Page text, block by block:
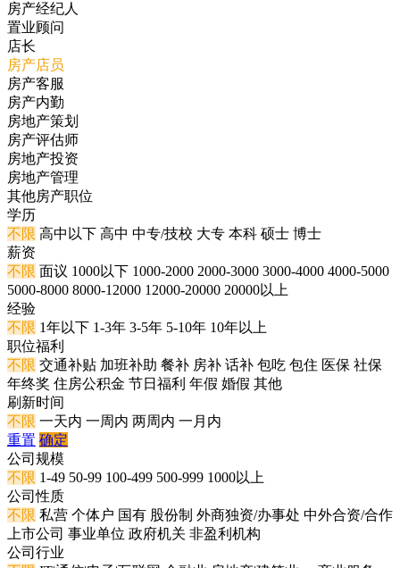
房产经纪人
置业顾问
店长
房产店员
房产客服
房产内勤
房地产策划
房产评估师
房地产投资
房地产管理
其他房产职位
学历
不限 高中以下 高中 中专/技校 大专 本科 硕士 博士
薪资
不限 面议 1000以下 1000-2000 2000-3000 3000-4000 4000-5000
5000-8000 8000-12000 12000-20000 20000以上
经验
不限 1年以下 1-3年 3-5年 5-10年 10年以上
职位福利
不限 交通补贴 加班补助 餐补 房补 话补 包吃 包住 医保 社保
年终奖 住房公积金 节日福利 年假 婚假 其他
刷新时间
不限 一天内 一周内 两周内 一月内
重置 确定
公司规模
不限 1-49 50-99 100-499 500-999 1000以上
公司性质
不限 私营 个体户 国有 股份制 外商独资/办事处 中外合资/合作
上市公司 事业单位 政府机关 非盈利机构
公司行业